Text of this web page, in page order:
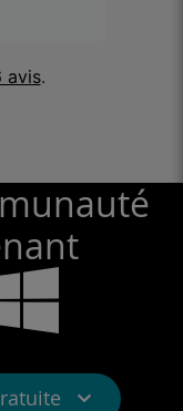
avis.
gratuite